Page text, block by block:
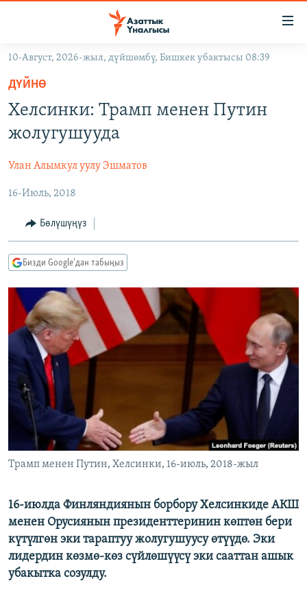
Навигацияга
өтүңүз
Издөөгө
салыңыз
ЖАҢЫЛЫКТАР
ЭКОНОМИКА
МАДАНИЯТ
БОРБОР АЗИЯ
УКРАИНА
АТАЙЫН ИЛИКТӨӨ
ТВ ПРОГРАММАЛАР
БҮГҮН АЗАТТЫКТА
БИЗ ЖАНА ДҮЙНӨ
ДАНИСТЕ
ЭЖЕ-СИҢДИЛЕР
АЗАТТЫК+
ЫҢГАЙСЫЗ СУРООЛОР
ПОДКАСТ
ӨЗГӨЧӨ ПИКИР
ОНЛАЙН ШЕРИНЕ
ЭЕ/АРнун бардык сайттары
10-Август, 2026-жыл, дүйшөмбү, Бишкек убактысы 08:39
ДҮЙНӨ
Хелсинки: Трамп менен Путин
жолугушууда
Улан Алымкул уулу Эшматов
16-Июль, 2018
Бөлүшүңүз
Бизди Google'дан табыңыз
Трамп менен Путин, Хелсинки, 16-июль, 2018-жыл
16-июлда Финляндиянын борбору Хелсинкиде АКШ
менен Орусиянын президенттеринин көптөн бери
күтүлгөн эки тараптуу жолугушуусу өтүүдө. Эки
лидердин көзмө-көз сүйлөшүүсү эки сааттан ашык
убакытка созулду.